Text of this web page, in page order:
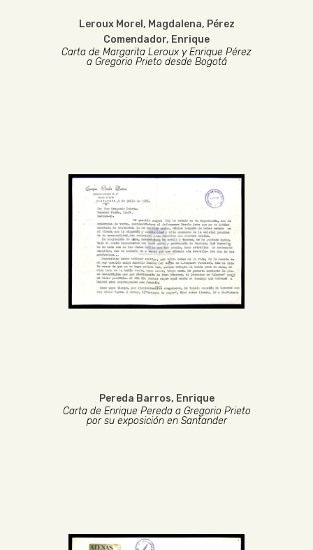
Leroux Morel, Magdalena, Pérez
Comendador, Enrique
Carta de Margarita Leroux y Enrique Pérez
a Gregorio Prieto desde Bogotá
Pereda Barros, Enrique
Carta de Enrique Pereda a Gregorio Prieto
por su exposición en Santander